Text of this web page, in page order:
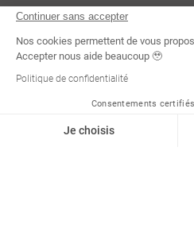
Continuer sans accepter
Nos cookies permettent de vous
Accepter nous aide beaucoup 🥹
Politique de confidentialité
Consentements
Je choisis